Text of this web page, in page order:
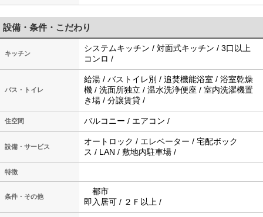
設備・条件・こだわり
キッチン
システムキッチン / 対面式キッチン / 3口以上
コンロ /
バス・トイレ
給湯 / バストイレ別 / 追焚機能浴室 / 浴室乾燥
機 / 洗面所独立 / 温水洗浄便座 / 室内洗濯機置
き場 / 分譲賃貸 /
住空間 バルコニー / エアコン /
設備・サービス
オートロック / エレベーター / 宅配ボック
ス / LAN / 敷地内駐車場 /
特徴
条件・その他
都市
即入居可 / ２Ｆ以上 /